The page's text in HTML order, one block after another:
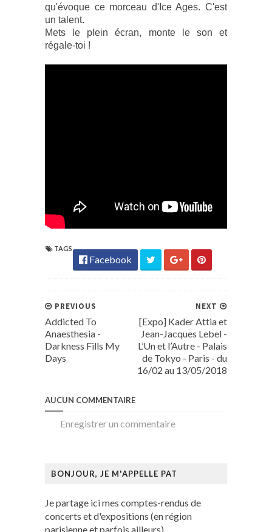
qu'évoque ce morceau d'Ice Ages. C'est
un talent.
Mets le plein écran, monte le son et
régale-toi !
TAGS
Facebook
NEXT
[Expo] Kader Attia et
Jean-Jacques Lebel -
L’Un et l’Autre - Palais
de Tokyo - Paris - du
16/02 au 13/05/2018
PREVIOUS
Addicted To
Anaesthesia -
Darkness Fills My
Days
AUCUN COMMENTAIRE
Enregistrer un commentaire
BONJOUR, JE M'APPELLE PAT
Je partage ici mes comptes-rendus de
concerts et d'expositions (en région
parisienne et parfois ailleurs).